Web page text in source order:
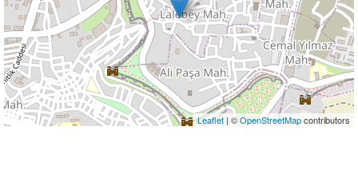
Leaflet | ©OpenStreetMapcontributors